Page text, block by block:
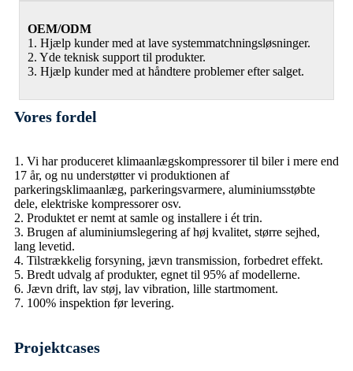
OEM/ODM
1. Hjælp kunder med at lave systemmatchningsløsninger.
2. Yde teknisk support til produkter.
3. Hjælp kunder med at håndtere problemer efter salget.
Vores fordel
1. Vi har produceret klimaanlægskompressorer til biler i mere end
17 år, og nu understøtter vi produktionen af ​​
parkeringsklimaanlæg, parkeringsvarmere, aluminiumsstøbte
dele, elektriske kompressorer osv.
2. Produktet er nemt at samle og installere i ét trin.
3. Brugen af ​​aluminiumslegering af høj kvalitet, større sejhed,
lang levetid.
4. Tilstrækkelig forsyning, jævn transmission, forbedret effekt.
5. Bredt udvalg af produkter, egnet til 95% af modellerne.
6. Jævn drift, lav støj, lav vibration, lille startmoment.
7. 100% inspektion før levering.
Projektcases